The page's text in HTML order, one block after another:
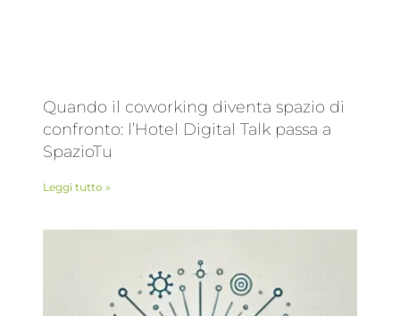
Quando il coworking diventa spazio di
confronto: l’Hotel Digital Talk passa a
SpazioTu
Leggi tutto »